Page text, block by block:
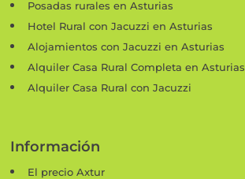
Posadas rurales en Asturias
Hotel Rural con Jacuzzi en Asturias
Alojamientos con Jacuzzi en Asturias
Alquiler Casa Rural Completa en Asturias
Alquiler Casa Rural con Jacuzzi
Información
El precio Axtur